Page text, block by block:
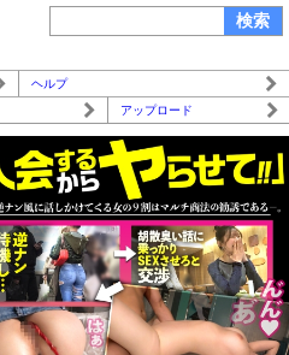
ヘルプ
アップロード